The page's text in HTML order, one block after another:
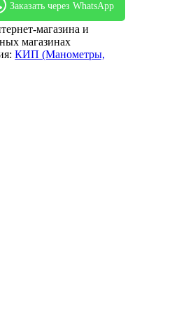
Заказать через WhatsApp
магазина и
магазинах
КИП (Манометры,